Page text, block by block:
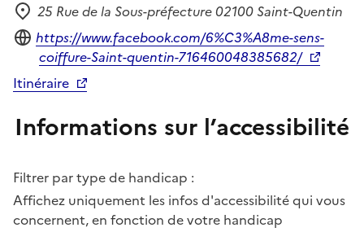
Adresse
25 Rue de la Sous-préfecture 02100 Saint-Quentin
Site internet
https://www.facebook.com/6%C3%A8me-sens-
coiffure-Saint-quentin-716460048385682/
Itinéraire
Informations sur l’accessibilité
Filtrer par type de handicap :
Affichez uniquement les infos d'accessibilité qui vous
concernent, en fonction de votre handicap